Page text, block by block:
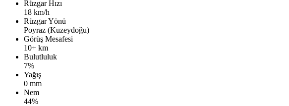
Rüzgar Hızı
18 km/h
Rüzgar Yönü
Poyraz (Kuzeydoğu)
Görüş Mesafesi
10+ km
Bulutluluk
7%
Yağış
0 mm
Nem
44%